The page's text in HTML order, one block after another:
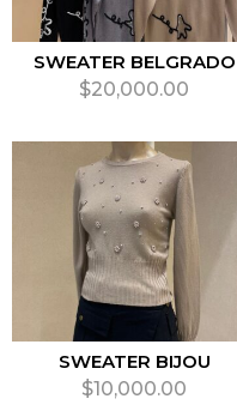
SWEATER BELGRADO
$20,000.00
SWEATER BIJOU
$10,000.00